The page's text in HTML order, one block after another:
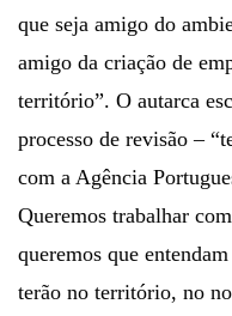
que seja amigo do
amigo da criação de
território”. O autarca
processo de revisão –
com a Agência
Queremos trabalhar
queremos que
terão no território, no